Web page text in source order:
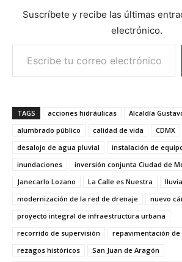
Suscríbete y recibe las últimas
electrónico.
Escribe tu correo electrónico…
TAGS acciones hidráulicas
Alcaldía
alumbrado público
calidad de vida CDMX
desalojo de agua pluvial
instalación de
inundaciones
inversión conjunta Ciudad de
Janecarlo Lozano
La Calle es Nuestra
modernización de la red de drenaje
nuevo
proyecto integral de infraestructura urbana
recorrido de supervisión
repavimentación de
rezagos históricos
San Juan de Aragón